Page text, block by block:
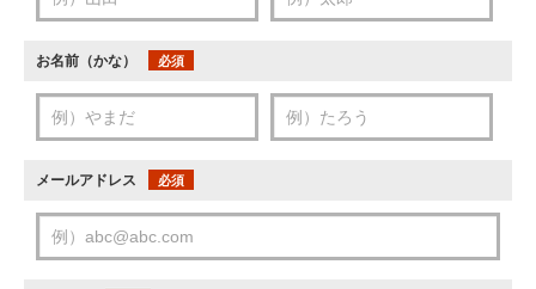
お名前（かな） 必須
メールアドレス 必須